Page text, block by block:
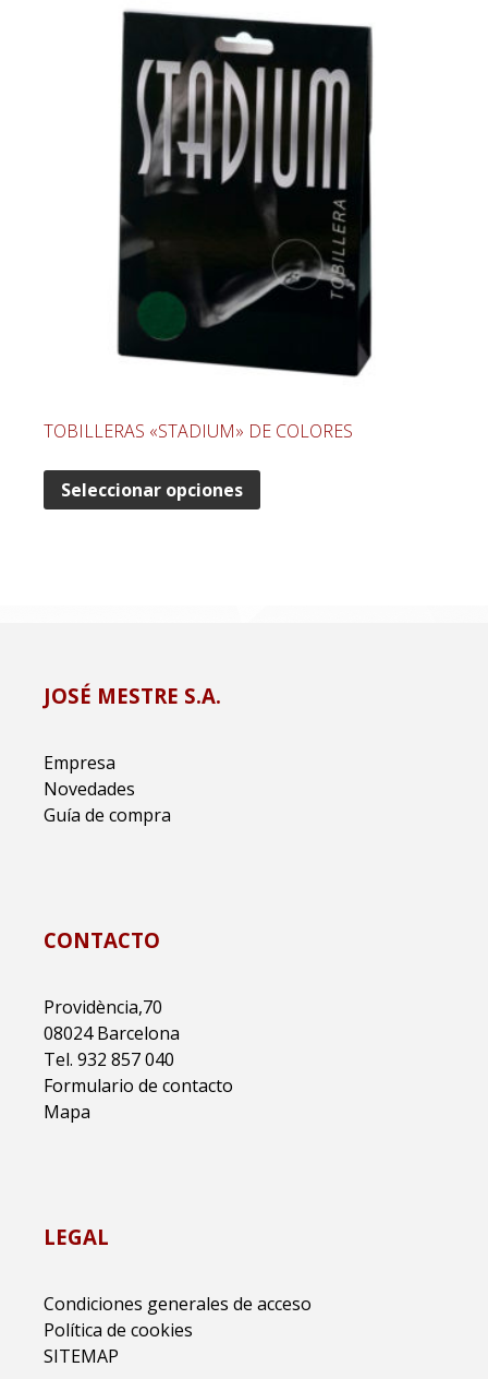
TOBILLERAS «STADIUM» DE COLORES
Seleccionar opciones
JOSÉ MESTRE S.A.
Empresa
Novedades
Guía de compra
CONTACTO
Providència,70
08024 Barcelona
Tel. 932 857 040
Formulario de contacto
Mapa
LEGAL
Condiciones generales de acceso
Política de cookies
SITEMAP